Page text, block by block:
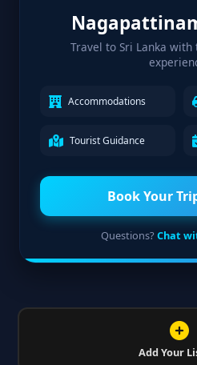
Travel to Sri Lanka
Accommodations
Tourist Guidance
Book Your
Questions? Chat
Add Your